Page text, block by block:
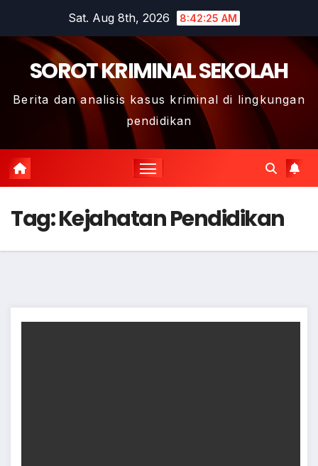
content
Sat. Aug 8th, 2026 8:42:26 AM
SOROT KRIMINAL SEKOLAH
Berita dan analisis kasus kriminal di lingkungan
pendidikan
Tag:Kejahatan Pendidikan